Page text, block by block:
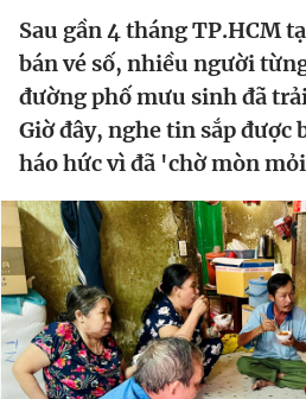
Video
Sản phẩm khác
Thông tin tòa soạn
Sau gần 4 tháng TP.HCM
bán vé số, nhiều người
đường phố mưu sinh đã
Giờ đây, nghe tin sắp được
háo hức vì đã 'chờ mòn